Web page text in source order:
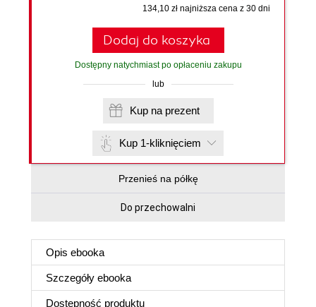
134,10 zł najniższa cena z 30 dni
Dodaj do koszyka
Dostępny natychmiast po opłaceniu zakupu
lub
Kup na prezent
Kup 1-kliknięciem
Przenieś na półkę
Do przechowalni
Opis ebooka
Szczegóły ebooka
Dostępność produktu